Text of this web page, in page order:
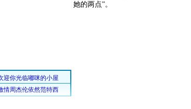
她的两点”。